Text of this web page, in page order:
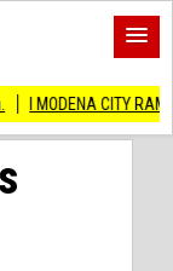
CITY RAMBLERS